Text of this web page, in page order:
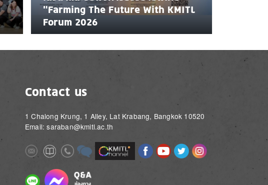
"Farming The Future With KMITL
Forum 2026
Contact us
1 Chalong Krung, 1 Alley, Lat Krabang, Bangkok 10520
Email: saraban@kmitl.ac.th
ImageImageImageImage Image ImageImageImageImage
Image Image